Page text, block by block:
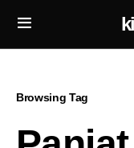
Browsing Tag